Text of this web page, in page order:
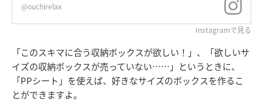
@ouchirelax
Instagramで見る
「このスキマに合う収納ボックスが欲しい！」、「欲しいサ
イズの収納ボックスが売っていない……」というときに、
「PPシート」を使えば、好きなサイズのボックスを作るこ
とができますよ。